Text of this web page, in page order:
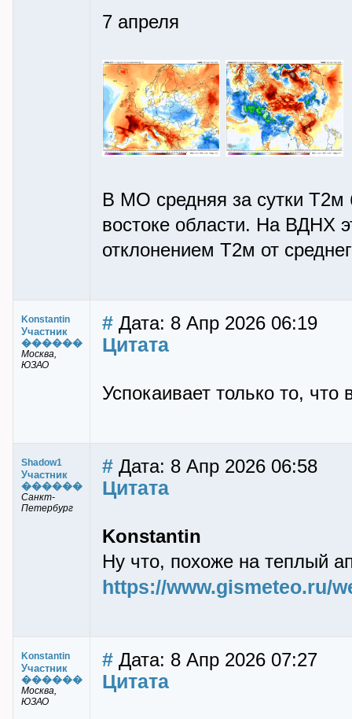
7 апреля
В МО средняя за сутки Т2м
востоке области. На ВДНХ
отклонением Т2м от
Konstantin
Участник
������
Москва,
ЮЗАО
# Дата: 8 Апр 2026 06:19
Цитата
Успокаивает только то,
Shadow1
Участник
������
Санкт-
Петербург
# Дата: 8 Апр 2026 06:58
Цитата
Konstantin
Ну что, похоже на теплый
https://www.gismeteo.ru/
Konstantin
Участник
������
Москва,
ЮЗАО
# Дата: 8 Апр 2026 07:27
Цитата